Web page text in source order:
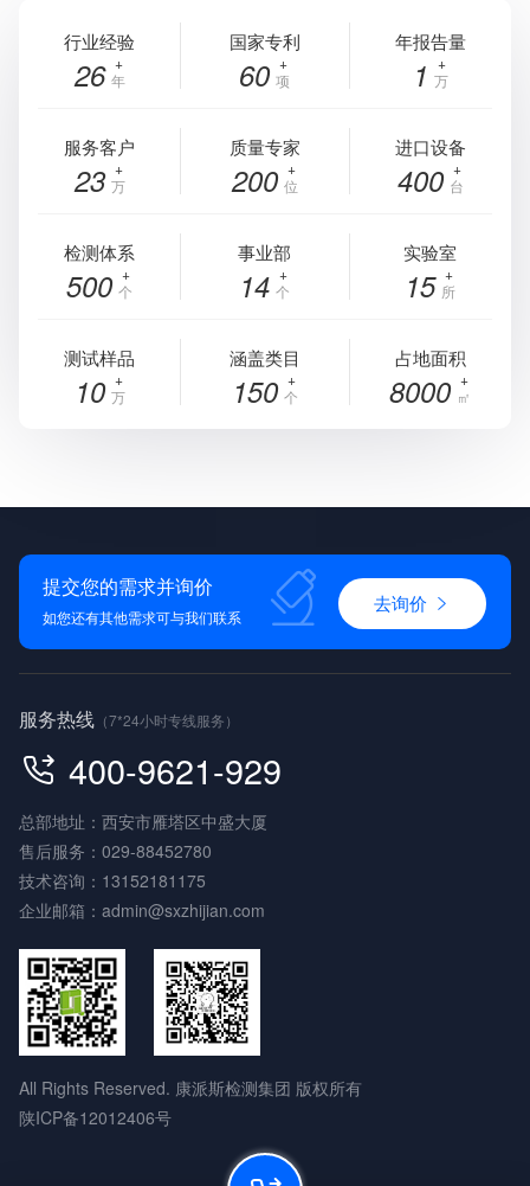
行业经验
26 年
国家专利
60 项
年报告量
1 万
服务客户
23 万
质量专家
200 位
进口设备
400 台
检测体系
500 个
事业部
14 个
实验室
15 所
测试样品
10 万
涵盖类目
150 个
占地面积
8000 ㎡
提交您的需求并询价
如您还有其他需求可与我们联系
去询价
服务热线 （7*24小时专线服务）
400-9621-929
总部地址：西安市雁塔区中盛大厦
售后服务： 029-88452780
技术咨询： 13152181175
企业邮箱： admin@sxzhijian.com
All Rights Reserved. 康派斯检测集团 版权所有
陕ICP备12012406号